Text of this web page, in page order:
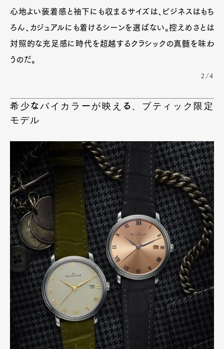
心地よい装着感と袖下にも収まるサイズは、ビジネスはもち
ろん、カジュアルにも着けるシーンを選ばない。控えめさとは
対照的な充足感に時代を超越するクラシックの真髄を味わ
うのだ。
2/4
希少なバイカラーが映える、ブティック限定
モデル